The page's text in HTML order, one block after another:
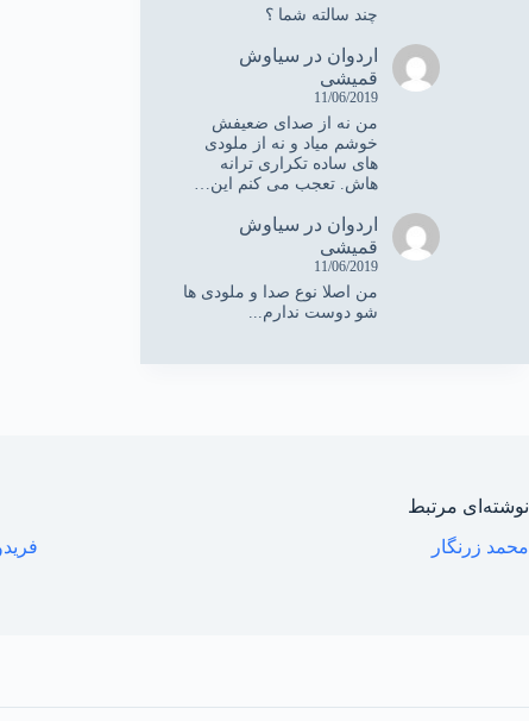
چند سالته شما ؟
اردوان در سیاوش
قمیشی
11/06/2019
من نه از صدای ضعیفش
خوشم میاد و نه از ملودی
های ساده تکراری ترانه
هاش. تعجب می کنم این…
اردوان در سیاوش
قمیشی
11/06/2019
من اصلا نوع صدا و ملودی ها
شو دوست ندارم...
نوشته‌ای مرتبط
محمد زرنگار